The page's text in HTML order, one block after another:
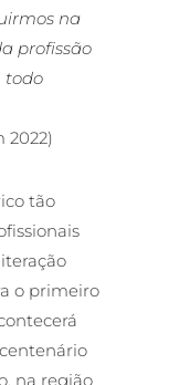
na
profissão
todo
2022)
tão
o primeiro
na região